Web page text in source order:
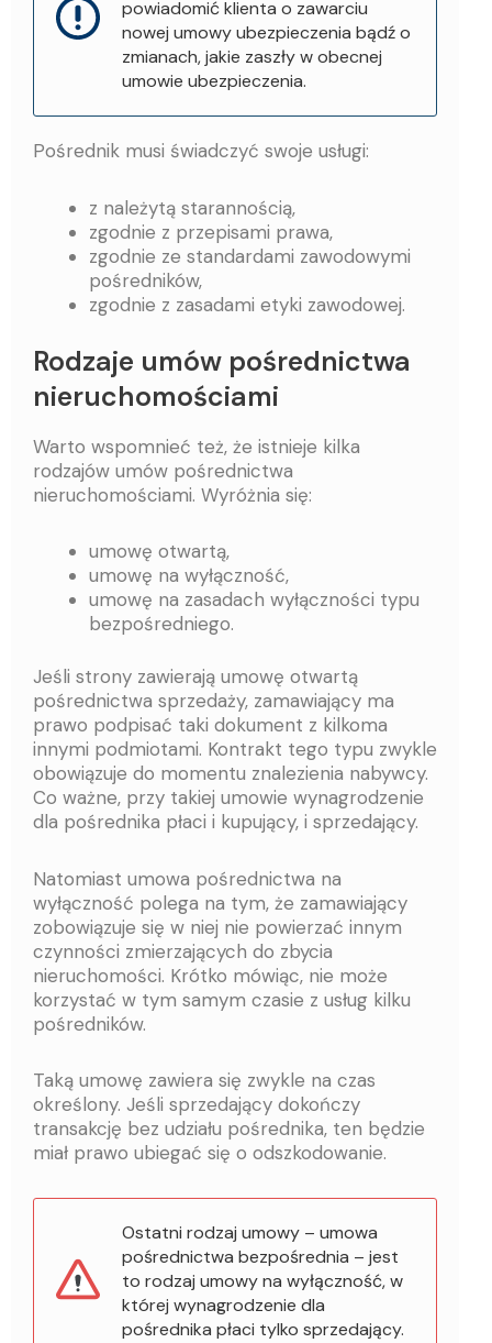
powiadomić klienta o zawarciu
nowej umowy ubezpieczenia bądź o
zmianach, jakie zaszły w obecnej
umowie ubezpieczenia.
Pośrednik musi świadczyć swoje usługi:
z należytą starannością,
zgodnie z przepisami prawa,
zgodnie ze standardami zawodowymi
pośredników,
zgodnie z zasadami etyki zawodowej.
Rodzaje umów pośrednictwa
nieruchomościami
Warto wspomnieć też, że istnieje kilka
rodzajów umów pośrednictwa
nieruchomościami. Wyróżnia się:
umowę otwartą,
umowę na wyłączność,
umowę na zasadach wyłączności typu
bezpośredniego.
Jeśli strony zawierają umowę otwartą
pośrednictwa sprzedaży, zamawiający ma
prawo podpisać taki dokument z kilkoma
innymi podmiotami. Kontrakt tego typu zwykle
obowiązuje do momentu znalezienia nabywcy.
Co ważne, przy takiej umowie wynagrodzenie
dla pośrednika płaci i kupujący, i sprzedający.
Natomiast umowa pośrednictwa na
wyłączność polega na tym, że zamawiający
zobowiązuje się w niej nie powierzać innym
czynności zmierzających do zbycia
nieruchomości. Krótko mówiąc, nie może
korzystać w tym samym czasie z usług kilku
pośredników.
Taką umowę zawiera się zwykle na czas
określony. Jeśli sprzedający dokończy
transakcję bez udziału pośrednika, ten będzie
miał prawo ubiegać się o odszkodowanie.
Ostatni rodzaj umowy – umowa
pośrednictwa bezpośrednia – jest
to rodzaj umowy na wyłączność, w
której wynagrodzenie dla
pośrednika płaci tylko sprzedający.